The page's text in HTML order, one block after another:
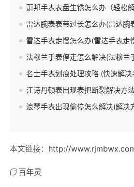
萧邦手表表盘生锈怎么办（轻松
雷达腕表表带过长怎么办(雷达腕表
雷达手表走慢怎么办(雷达手表走
法穆兰手表停走怎么解决(法穆兰手表停
名士手表划痕处理攻略 (快速解决名
江诗丹顿表出现表把断裂解决方
浪琴手表出现偷停怎么解决(解决
本文链接： http://
百年灵